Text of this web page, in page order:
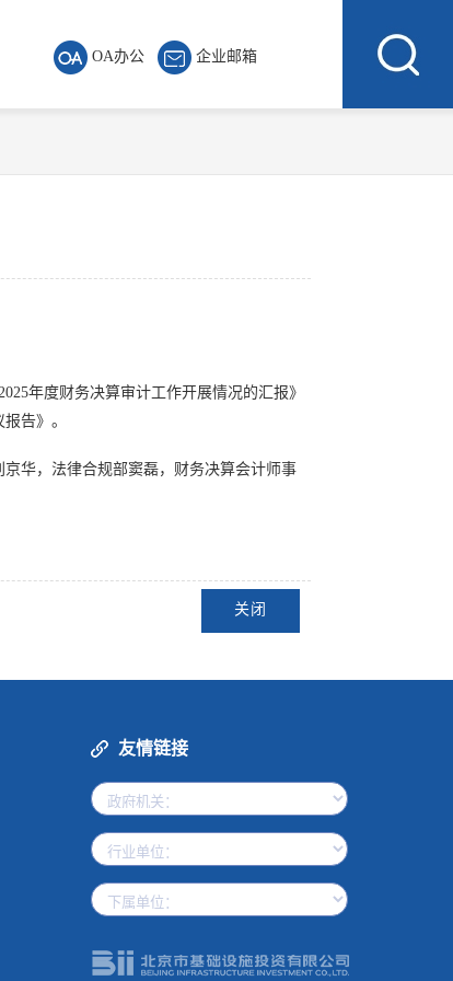
OA办公 企业邮箱
年度财务决算审计工作开展情况的汇报》
告》。
华，法律合规部窦磊，财务决算会计师事
关闭
友情链接